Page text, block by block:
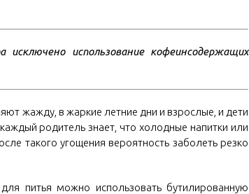
использование кофеинсодержащих
жажду, в жаркие летние дни и взрослые, и дети
родитель знает, что холодные напитки или
такого угощения вероятность заболеть резко
питья можно использовать бутилированную